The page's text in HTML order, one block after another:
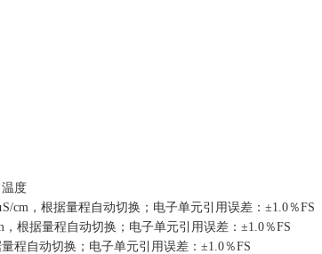
度
cm，根据量程自动切换；电子单元引用误差：±1.0％FS
根据量程自动切换；电子单元引用误差：±1.0％FS
程自动切换；电子单元引用误差：±1.0％FS